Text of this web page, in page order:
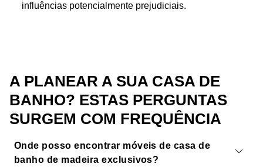
influências potencialmente prejudiciais.
A PLANEAR A SUA CASA DE
BANHO? ESTAS PERGUNTAS
SURGEM COM FREQUÊNCIA
Onde posso encontrar móveis de casa de
banho de madeira exclusivos?